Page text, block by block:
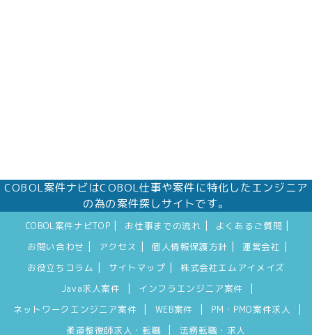
COBOL案件ナビはCOBOL仕事や案件に特化したエンジニア
の為の案件探しサイトです。
COBOL案件ナビTOP お仕事までの流れ よくあるご質問
お問い合わせ アクセス 個人情報保護方針 運営会社
お役立ちコラム サイトマップ
株式会社エムアイメイズ
Java求人案件
インフラエンジニア案件
ネットワークエンジニア案件 WEB案件 PM・PMO案件求人
柔道整復師求人・転職 法務転職・求人